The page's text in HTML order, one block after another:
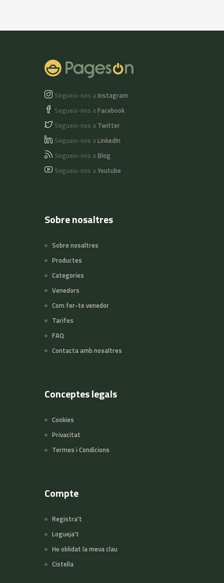
Segueix-nos aInstagram
Segueix-nos aFacebook
Segueix-nos a Twitter
Segueix-nos aLinkedIn
Segueix-nos aBlog
Segueix-nos aYoutube
Sobre nosaltres
Sobre nosaltres
Productes
Categories
Venedors
Com fer-te venedor
Tarifes
FAQ
Contacta amb nosaltres
Conceptes legals
Cookies
Privacitat
Termes i Condicions
Compte
Registra't
Logueja't
He oblidat la meva clau
Cistella